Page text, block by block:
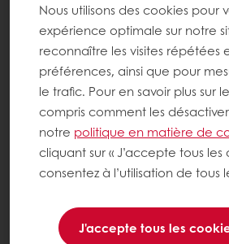
Nous utilisons des cookies pour
expérience optimale sur notre
reconnaître les visites répétées
préférences, ainsi que pour
le trafic. Pour en savoir plus sur
compris comment les
notre politique en matière de
cliquant sur « J’accepte tous les
consentez à l’utilisation de tous
J'accepte tous les